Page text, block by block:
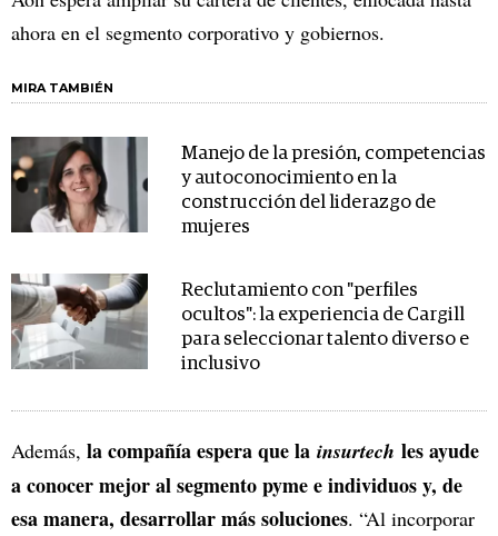
ahora en el segmento corporativo y gobiernos.
MIRA TAMBIÉN
Manejo de la presión, competencias
y autoconocimiento en la
construcción del liderazgo de
mujeres
Reclutamiento con "perfiles
ocultos": la experiencia de Cargill
para seleccionar talento diverso e
inclusivo
Además, la compañía espera que la insurtech les ayude
a conocer mejor al segmento pyme e individuos y, de
esa manera, desarrollar más soluciones. “Al incorporar